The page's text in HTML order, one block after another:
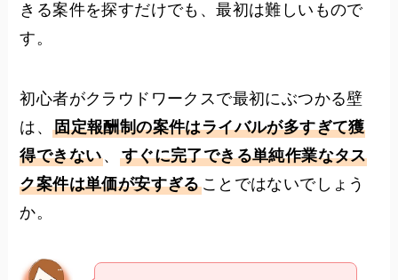
きる案件を探すだけでも、最初は難しいもので
す。
初心者がクラウドワークスで最初にぶつかる壁
は、固定報酬制の案件はライバルが多すぎて獲
得できない、 すぐに完了できる単純作業なタス
ク案件は単価が安すぎることではないでしょう
か。